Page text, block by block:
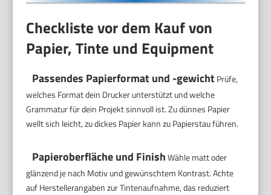
Checkliste vor dem Kauf von
Papier, Tinte und Equipment
Passendes Papierformat und -gewicht Prüfe,
welches Format dein Drucker unterstützt und welche
Grammatur für dein Projekt sinnvoll ist. Zu dünnes Papier
wellt sich leicht, zu dickes Papier kann zu Papierstau führen.
Papieroberfläche und FinishWähle matt oder
glänzend je nach Motiv und gewünschtem Kontrast. Achte
auf Herstellerangaben zur Tintenaufnahme, das reduziert